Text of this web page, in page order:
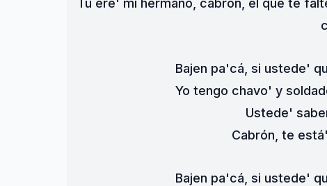
Tú ere' mi hermano, cabrón, el que te
Bajen pa'cá, si ustede'
Yo tengo chavo' y
Ustede'
Cabrón, te
Bajen pa'cá, si ustede'